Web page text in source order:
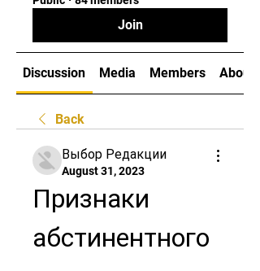
Join
Discussion Media Members About
Back
Выбор Редакции
August 31, 2023
Признаки
абстинентного